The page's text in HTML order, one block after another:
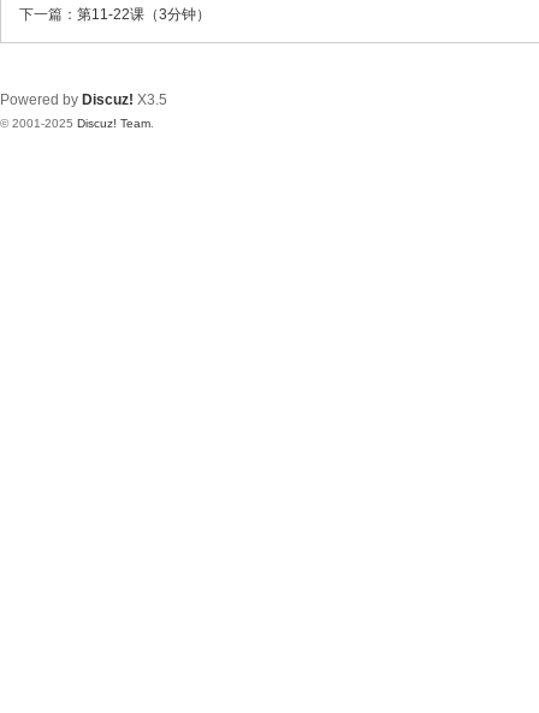
下一篇： 第11-22课（3分钟）
Powered by Discuz! X3.5
© 2001-2025 Discuz! Team